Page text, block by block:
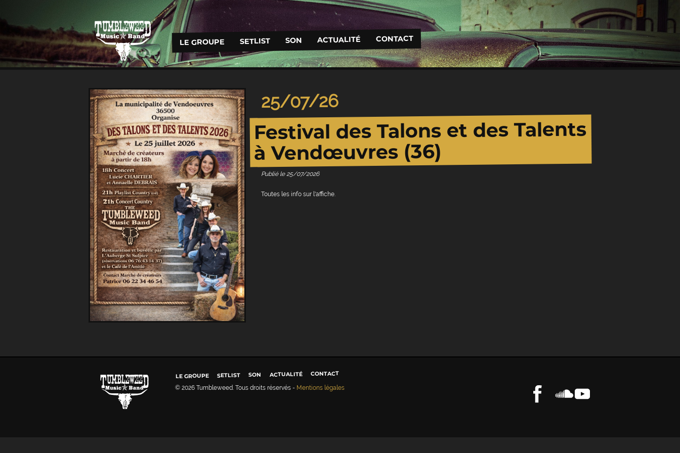
LE GROUPE SETLIST SON ACTUALITÉ CONTACT
25/07/26
Festival des Talons et des Talents
à Vendœuvres (36)
Publié le25/07/2026
Toutes les info sur l'affiche.
LE GROUPE SETLIST SON ACTUALITÉ CONTACT
© 2026 Tumbleweed. Tous droits réservés - Mentions légales